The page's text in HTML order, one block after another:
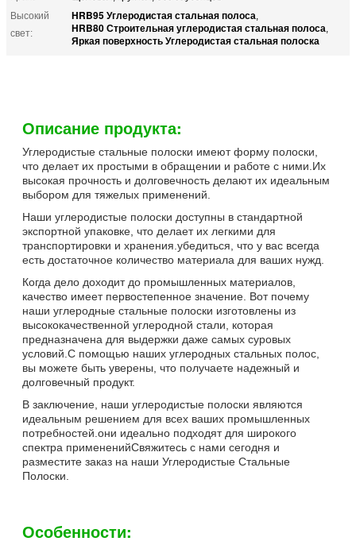
Высокий
свет:
HRB95 Углеродистая стальная полоса,
HRB80 Строительная углеродистая стальная полоса,
Яркая поверхность Углеродистая стальная полоска
Описание продукта:
Углеродистые стальные полоски имеют форму полоски,
что делает их простыми в обращении и работе с ними.Их
высокая прочность и долговечность делают их идеальным
выбором для тяжелых применений.
Наши углеродистые полоски доступны в стандартной
экспортной упаковке, что делает их легкими для
транспортировки и хранения.убедиться, что у вас всегда
есть достаточное количество материала для ваших нужд.
Когда дело доходит до промышленных материалов,
качество имеет первостепенное значение. Вот почему
наши углеродные стальные полоски изготовлены из
высококачественной углеродной стали, которая
предназначена для выдержки даже самых суровых
условий.С помощью наших углеродных стальных полос,
вы можете быть уверены, что получаете надежный и
долговечный продукт.
В заключение, наши углеродистые полоски являются
идеальным решением для всех ваших промышленных
потребностей.они идеально подходят для широкого
спектра примененийСвяжитесь с нами сегодня и
разместите заказ на наши Углеродистые Стальные
Полоски.
Особенности: